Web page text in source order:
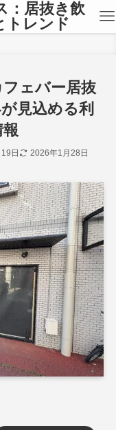
：居抜き飲
トレンド
ェバー居抜
見込める利
日 2026年1月28日